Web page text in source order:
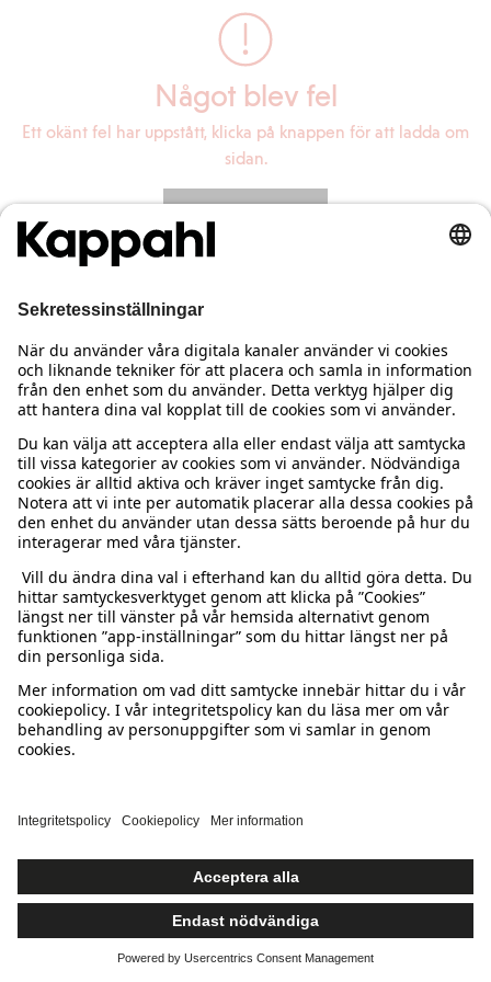
Något blev fel
Ett okänt fel har uppstått, klicka på knappen för att ladda om
sidan.